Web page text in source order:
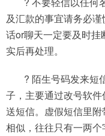
及汇款的事宜请务必
话or聊天一定要及时
实后再处理。
? 陌生号码发来短
子，主要通过改号软
送短信。虚假短信里
相似，往往只有一两